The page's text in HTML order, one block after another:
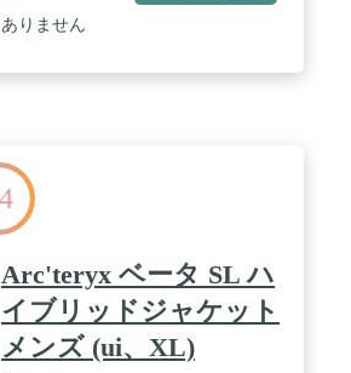
りません
Arc'teryx ベータ SL ハ
イブリッドジャケット
メンズ (ui、XL)